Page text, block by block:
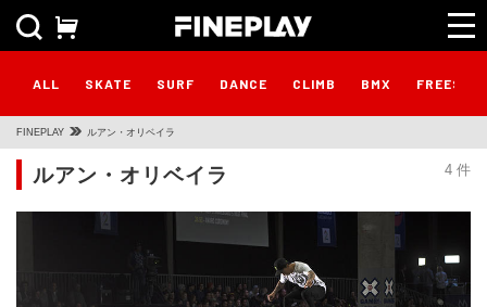
ALL SKATE SURF DANCE CLIMB BMX
FINEPLAY ルアン・オリベイラ
4 件
ルアン・オリベイラ